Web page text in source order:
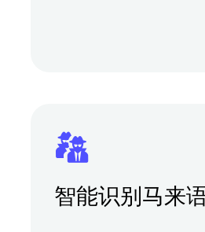
智能识别马来